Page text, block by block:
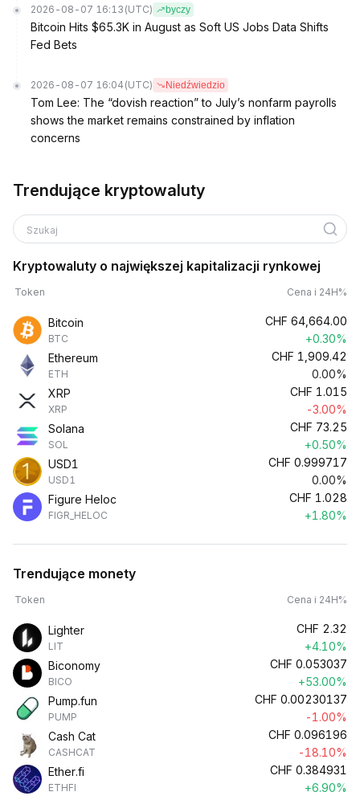
2026-08-07 16:13 (UTC) byczy
Bitcoin Hits $65.3K in August as Soft US Jobs Data Shifts
Fed Bets
2026-08-07 16:04 (UTC) Niedźwiedzio
Tom Lee: The “dovish reaction” to July’s nonfarm payrolls
shows the market remains constrained by inflation
concerns
Trendujące kryptowaluty
Szukaj
Kryptowaluty o największej kapitalizacji rynkowej
Token Cena i 24H%
Bitcoin
BTC
CHF 64,664.00
+0.30%
Ethereum
ETH
CHF 1,909.42
0.00%
XRP
XRP
CHF 1.015
-3.00%
Solana
SOL
CHF 73.25
+0.50%
USD1
USD1
CHF 0.999717
0.00%
Figure Heloc
FIGR_HELOC
CHF 1.028
+1.80%
Trendujące monety
Token Cena i 24H%
Lighter
LIT
CHF 2.32
+4.10%
Biconomy
BICO
CHF 0.053037
+53.00%
Pump.fun
PUMP
CHF 0.00230137
-1.00%
Cash Cat
CASHCAT
CHF 0.096196
-18.10%
Ether.fi
ETHFI
CHF 0.384931
+6.90%